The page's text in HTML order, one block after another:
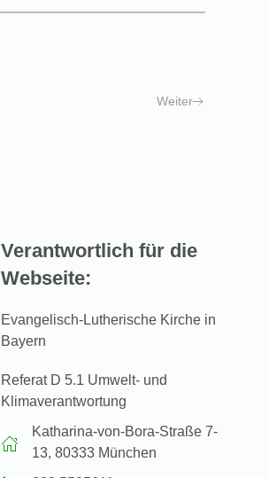
Weiter
Verantwortlich für die
Webseite:
Evangelisch-Lutherische Kirche in
Bayern
Referat D 5.1 Umwelt- und
Klimaverantwortung
Katharina-von-Bora-Straße 7-
13, 80333 München